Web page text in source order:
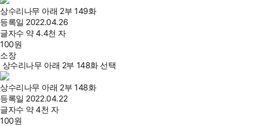
상수리나무 아래 2부 149화
등록일 2022.04.26
글자수 약 4.4천 자
100원
소장
상수리나무 아래 2부 148화 선택
상수리나무 아래 2부 148화
등록일 2022.04.22
글자수 약 4천 자
100원